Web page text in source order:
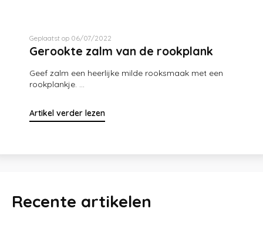
Geplaatst op 06/07/2022
Gerookte zalm van de rookplank
Geef zalm een heerlijke milde rooksmaak met een
rookplankje. ...
Artikel verder lezen
Recente artikelen